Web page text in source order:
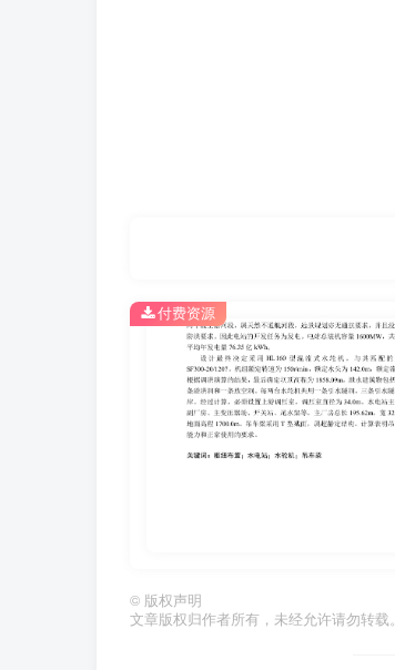
付费资源
© 版权声明
文章版权归作者所有，未经允许请勿转载。